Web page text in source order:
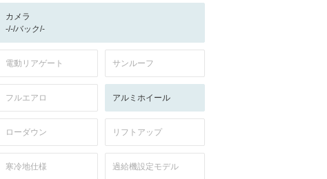
カメラ
-/-/バック/-
電動リアゲート サンルーフ
フルエアロ アルミホイール
ローダウン リフトアップ
寒冷地仕様 過給機設定モデル